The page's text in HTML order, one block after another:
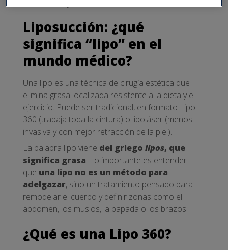
Liposucción: ¿qué
significa “lipo” en el
mundo médico?
Una lipo es una técnica de cirugía estética que
elimina grasa localizada resistente a la dieta y el
ejercicio. Puede ser tradicional, en formato Lipo
360 (trabaja toda la cintura) o lipoláser (menos
invasiva y con mejor retracción de la piel).
La palabra lipo viene del griego lípos, que
significa grasa. Lo importante es entender
que una lipo no es un método para
adelgazar, sino un tratamiento pensado para
remodelar el cuerpo y definir zonas como el
abdomen, los muslos, la papada o los brazos.
¿Qué es una Lipo 360?